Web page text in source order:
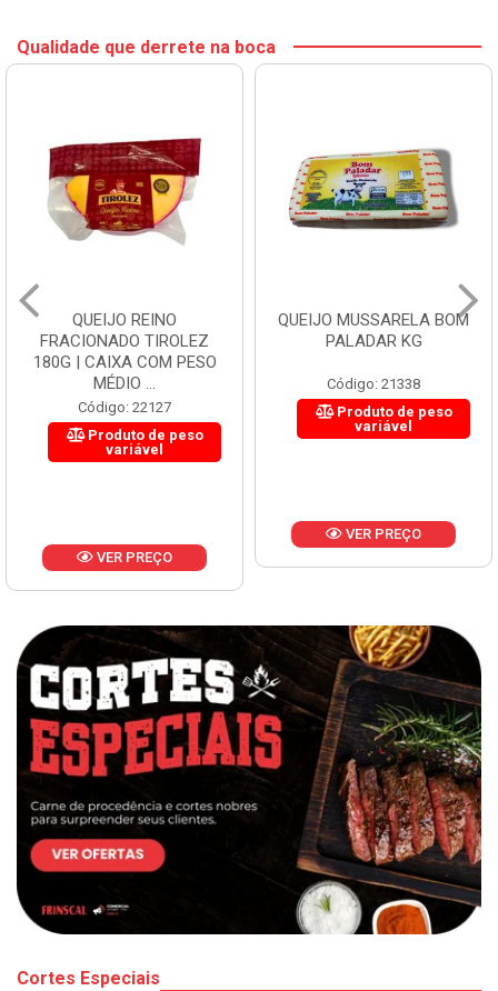
Qualidade que derrete na boca
QUEIJO REINO
FRACIONADO TIROLEZ
180G | CAIXA COM PESO
MÉDIO ...
Código: 22127
Produto de peso
variável
VER PREÇO
QUEIJO MUSSARELA BOM
PALADAR KG
Código: 21338
Produto de peso
variável
VER PREÇO
Cortes Especiais